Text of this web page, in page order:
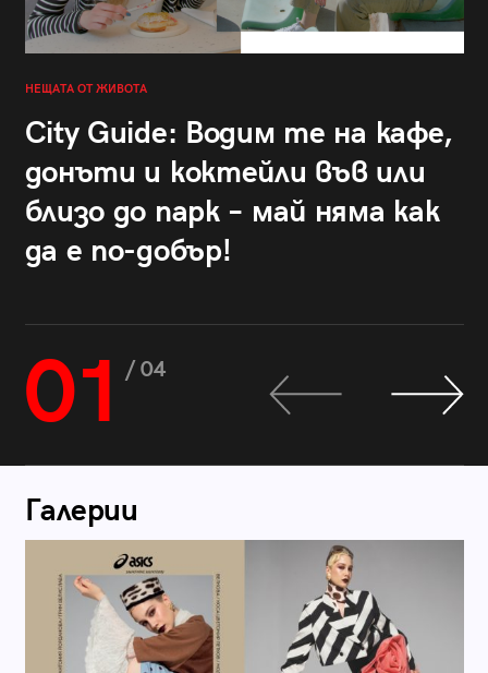
НЕЩАТА ОТ ЖИВОТА
City Guide: Водим те на кафе,
донъти и коктейли във или
близо до парк – май няма как
да е по-добър!
01 / 04
Галерии